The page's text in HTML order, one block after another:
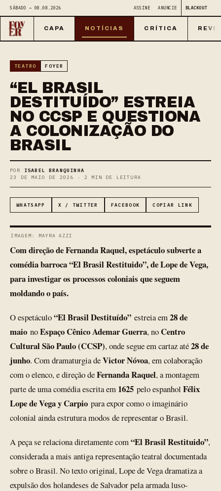
SÁBADO — 08.08.2026 ASSINE ANUNCIE BLACKOUT
CAPA NOTÍCIAS CRÍTICA
TEATRO FOYER
“EL BRASIL
DESTITUÍDO” ESTREIA
NO CCSP E QUESTIONA
A COLONIZAÇÃO DO
BRASIL
POR ISABEL BRANQUINHA
23 DE MAIO DE 2026 · 2 MIN DE LEITURA
WHATSAPP X / TWITTER FACEBOOK COPIAR LINK
IMAGEM: MAYRA AZZI
Com direção de Fernanda Raquel, espetáculo subverte a
comédia barroca “El Brasil Restituido”, de Lope de Vega,
para investigar os processos coloniais que seguem
moldando o país.
O espetáculo“El Brasil Destituído” estreia em28 de
maio noEspaço Cênico Ademar Guerra, noCentro
Cultural São Paulo (CCSP), onde segue em cartaz até28 de
junho. Com dramaturgia deVictor Nóvoa, em colaboração
com o elenco, e direção deFernanda Raquel, a montagem
parte de uma comédia escrita em 1625 pelo espanhol Félix
Lope de Vega y Carpio para expor como o imaginário
colonial ainda estrutura modos de representar o Brasil.
A peça se relaciona diretamente com“El Brasil Restituido”,
considerada a mais antiga representação teatral documentada
sobre o Brasil. No texto original, Lope de Vega dramatiza a
expulsão dos holandeses de Salvador pela armada luso-